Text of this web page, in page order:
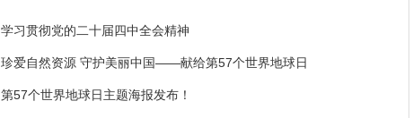
学习贯彻党的二十届四中全会精神
珍爱自然资源 守护美丽中国——献给第57个世界地球日
第57个世界地球日主题海报发布！